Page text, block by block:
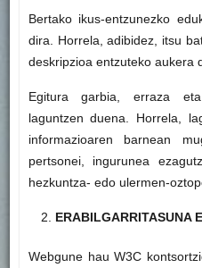
Bertako ikus-entzunezko
dira. Horrela, adibidez, itsu
deskripzioa entzuteko aukera
Egitura garbia, erraza
laguntzen duena. Horrela,
informazioaren barnean
pertsonei, ingurunea
hezkuntza- edo ulermen-
ERABILGARRITASUNA
Webgune hau W3C